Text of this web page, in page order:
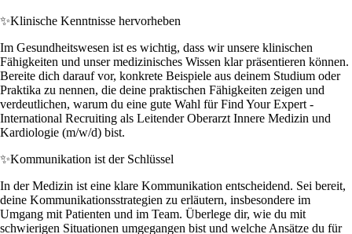
✨Klinische Kenntnisse hervorheben
Im Gesundheitswesen ist es wichtig, dass wir unsere klinischen
Fähigkeiten und unser medizinisches Wissen klar präsentieren können.
Bereite dich darauf vor, konkrete Beispiele aus deinem Studium oder
Praktika zu nennen, die deine praktischen Fähigkeiten zeigen und
verdeutlichen, warum du eine gute Wahl für Find Your Expert -
International Recruiting als Leitender Oberarzt Innere Medizin und
Kardiologie (m/w/d) bist.
✨Kommunikation ist der Schlüssel
In der Medizin ist eine klare Kommunikation entscheidend. Sei bereit,
deine Kommunikationsstrategien zu erläutern, insbesondere im
Umgang mit Patienten und im Team. Überlege dir, wie du mit
schwierigen Situationen umgegangen bist und welche Ansätze du für